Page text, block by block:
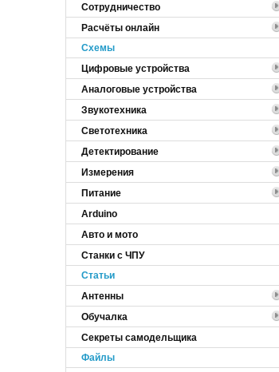
Сотрудничество
Расчёты онлайн
Cхемы
Цифровые устройства
Аналоговые устройства
Звукотехника
Светотехника
Детектирование
Измерения
Питание
Arduino
Авто и мото
Станки с ЧПУ
Статьи
Антенны
Обучалка
Секреты самодельщика
Файлы